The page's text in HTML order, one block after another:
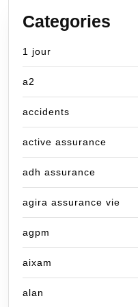
Categories
1 jour
a2
accidents
active assurance
adh assurance
agira assurance vie
agpm
aixam
alan